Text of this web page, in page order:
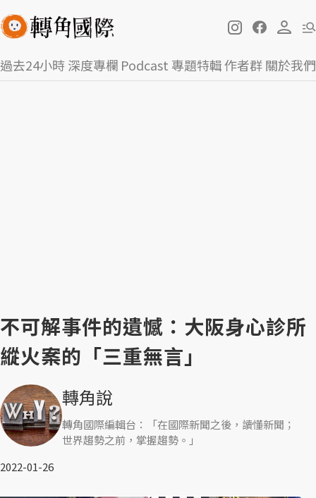
過去24小時深度專欄 Podcast 專題特輯作者群關於我們
不可解事件的遺憾：大阪身心診所
縱火案的「三重無言」
轉角說
轉角國際編輯台：「在國際新聞之後，讀懂新聞；
世界趨勢之前，掌握趨勢。」
2022-01-26